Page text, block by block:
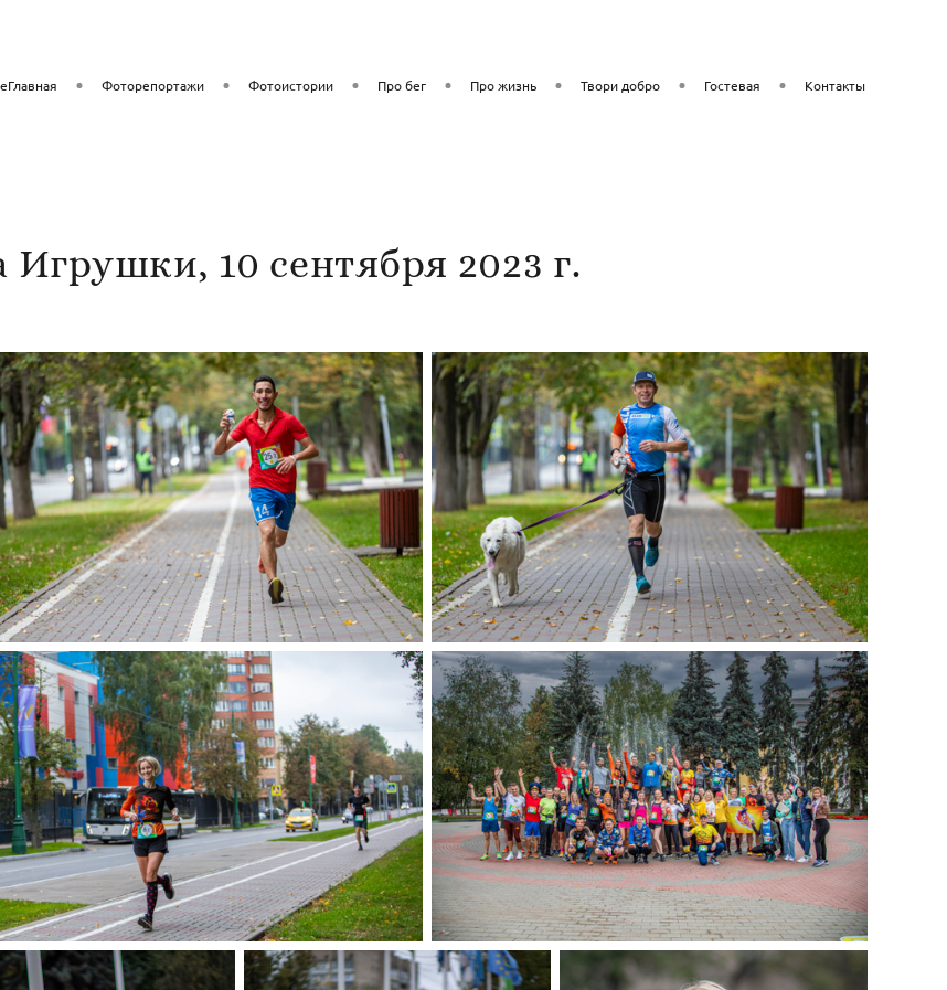
Фоторепортажи Фотоистории Про бег Про жизнь Твори добро Гостевая Контакты
Игрушки, 10 сентября 2023 г.